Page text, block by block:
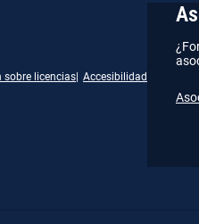
sobre licencias Accesibilidad